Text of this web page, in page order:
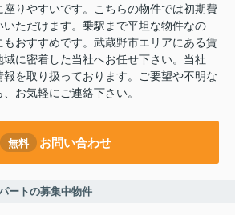
座りやすいです。こちらの物件では初期費
いただけます。乗駅まで平坦な物件なの
おすすめです。武蔵野市エリアにある賃
に密着した当社へお任せ下さい。当社
を取り扱っております。ご要望や不明な
お気軽にご連絡下さい。
無料 お問い合わせ
ートの募集中物件